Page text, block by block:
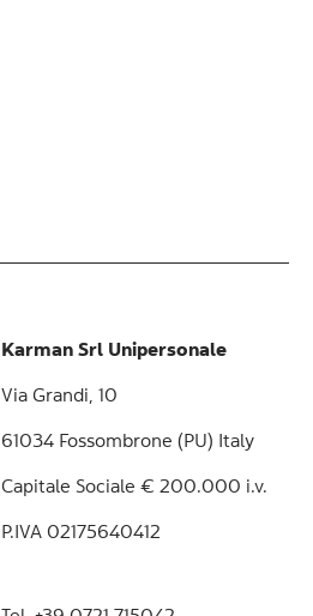
Karman Srl Unipersonale
Via Grandi, 10
61034 Fossombrone (PU) Italy
Capitale Sociale € 200.000 i.v.
P.IVA 02175640412